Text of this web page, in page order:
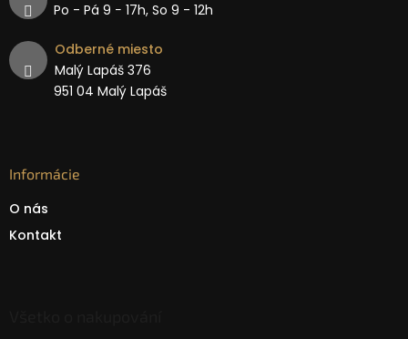
Po - Pá 9 − 17h, So 9 - 12h
Odberné miesto
Malý Lapáš 376
951 04 Malý Lapáš
Informácie
O nás
Kontakt